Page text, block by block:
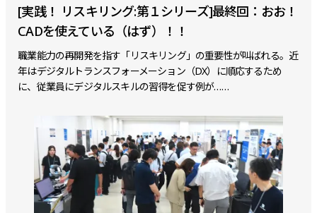
[実践！ リスキリング:第１シリーズ]最終回：おお！
CADを使えている（はず）！！
職業能力の再開発を指す「リスキリング」の重要性が叫ばれる。近
年はデジタルトランスフォーメーション（DX）に順応するため
に、従業員にデジタルスキルの習得を促す例が……